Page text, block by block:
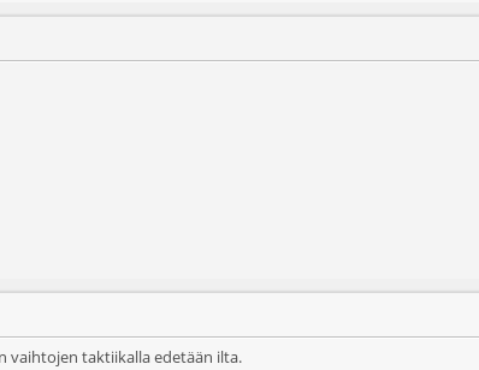
vaihtojen taktiikalla edetään ilta.